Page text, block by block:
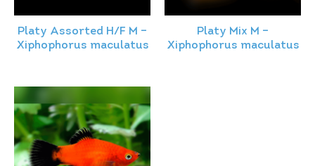
Platy Assorted H/F M –
Xiphophorus maculatus
Platy Mix M –
Xiphophorus maculatus